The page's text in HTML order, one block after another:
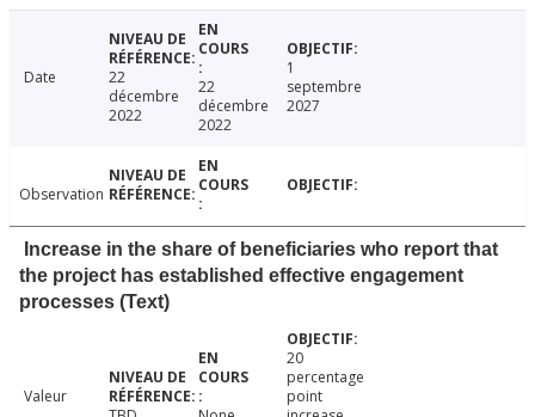
Date
22
décembre
2022
22
décembre
2022
1
septembre
2027
Observation
Increase in the share of beneficiaries who report that
the project has established effective engagement
processes (Text)
Valeur
20
percentage
point